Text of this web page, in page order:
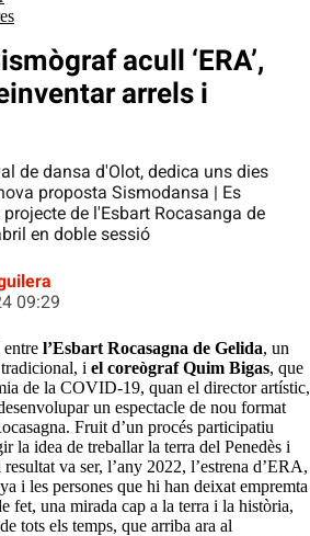
acull ‘ERA’,
arrels i
de dansa d'Olot, dedica uns dies
proposta Sismodansa | Es
de l'Esbart Rocasanga de
en doble sessió
09:29
l’Esbart Rocasagna de Gelida, un
tradicional, i el coreògraf Quim Bigas, que
de la COVID-19, quan el director artístic,
un espectacle de nou format
Fruit d’un procés participatiu
la idea de treballar la terra del Penedès i
va ser, l’any 2022, l’estrena d’ERA,
i les persones que hi han deixat empremta
fet, una mirada cap a la terra i la història,
tots els temps, que arriba ara al